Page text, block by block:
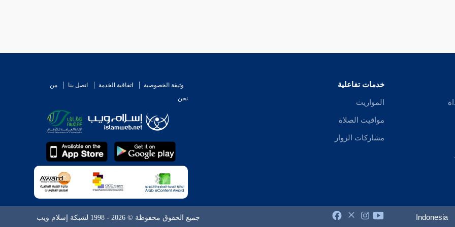
خدمات تفاعلية
المواريث
مواقيت الصلاة
مشاركات الزوار
وثيقة الخصوصية اتفاقية الخدمة اتصل بنا
من
نحن
Indonesia جميع الحقوق محفوظة © 2026 - 1998 لشبكة إسلام ويب